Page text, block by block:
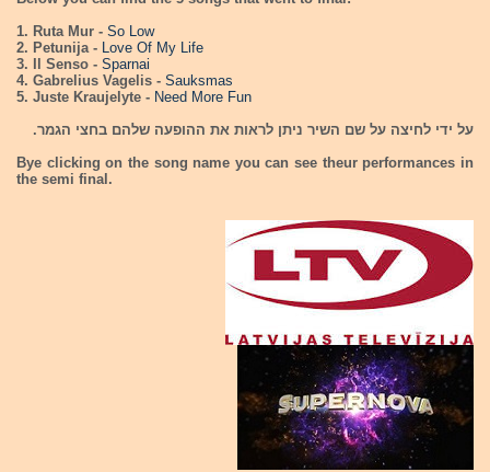
1. Ruta Mur - So Low
2. Petunija - Love Of My Life
3. Il Senso - Sparnai
4. Gabrelius Vagelis - Sauksmas
5. Juste Kraujelyte - Need More Fun
על ידי לחיצה על שם השיר ניתן לראות את ההופעה שלהם בחצי הגמר.
Bye clicking on the song name you can see theur performances in
the semi final.